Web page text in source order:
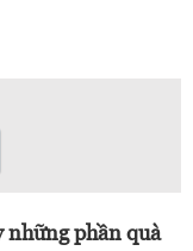
những phần quà